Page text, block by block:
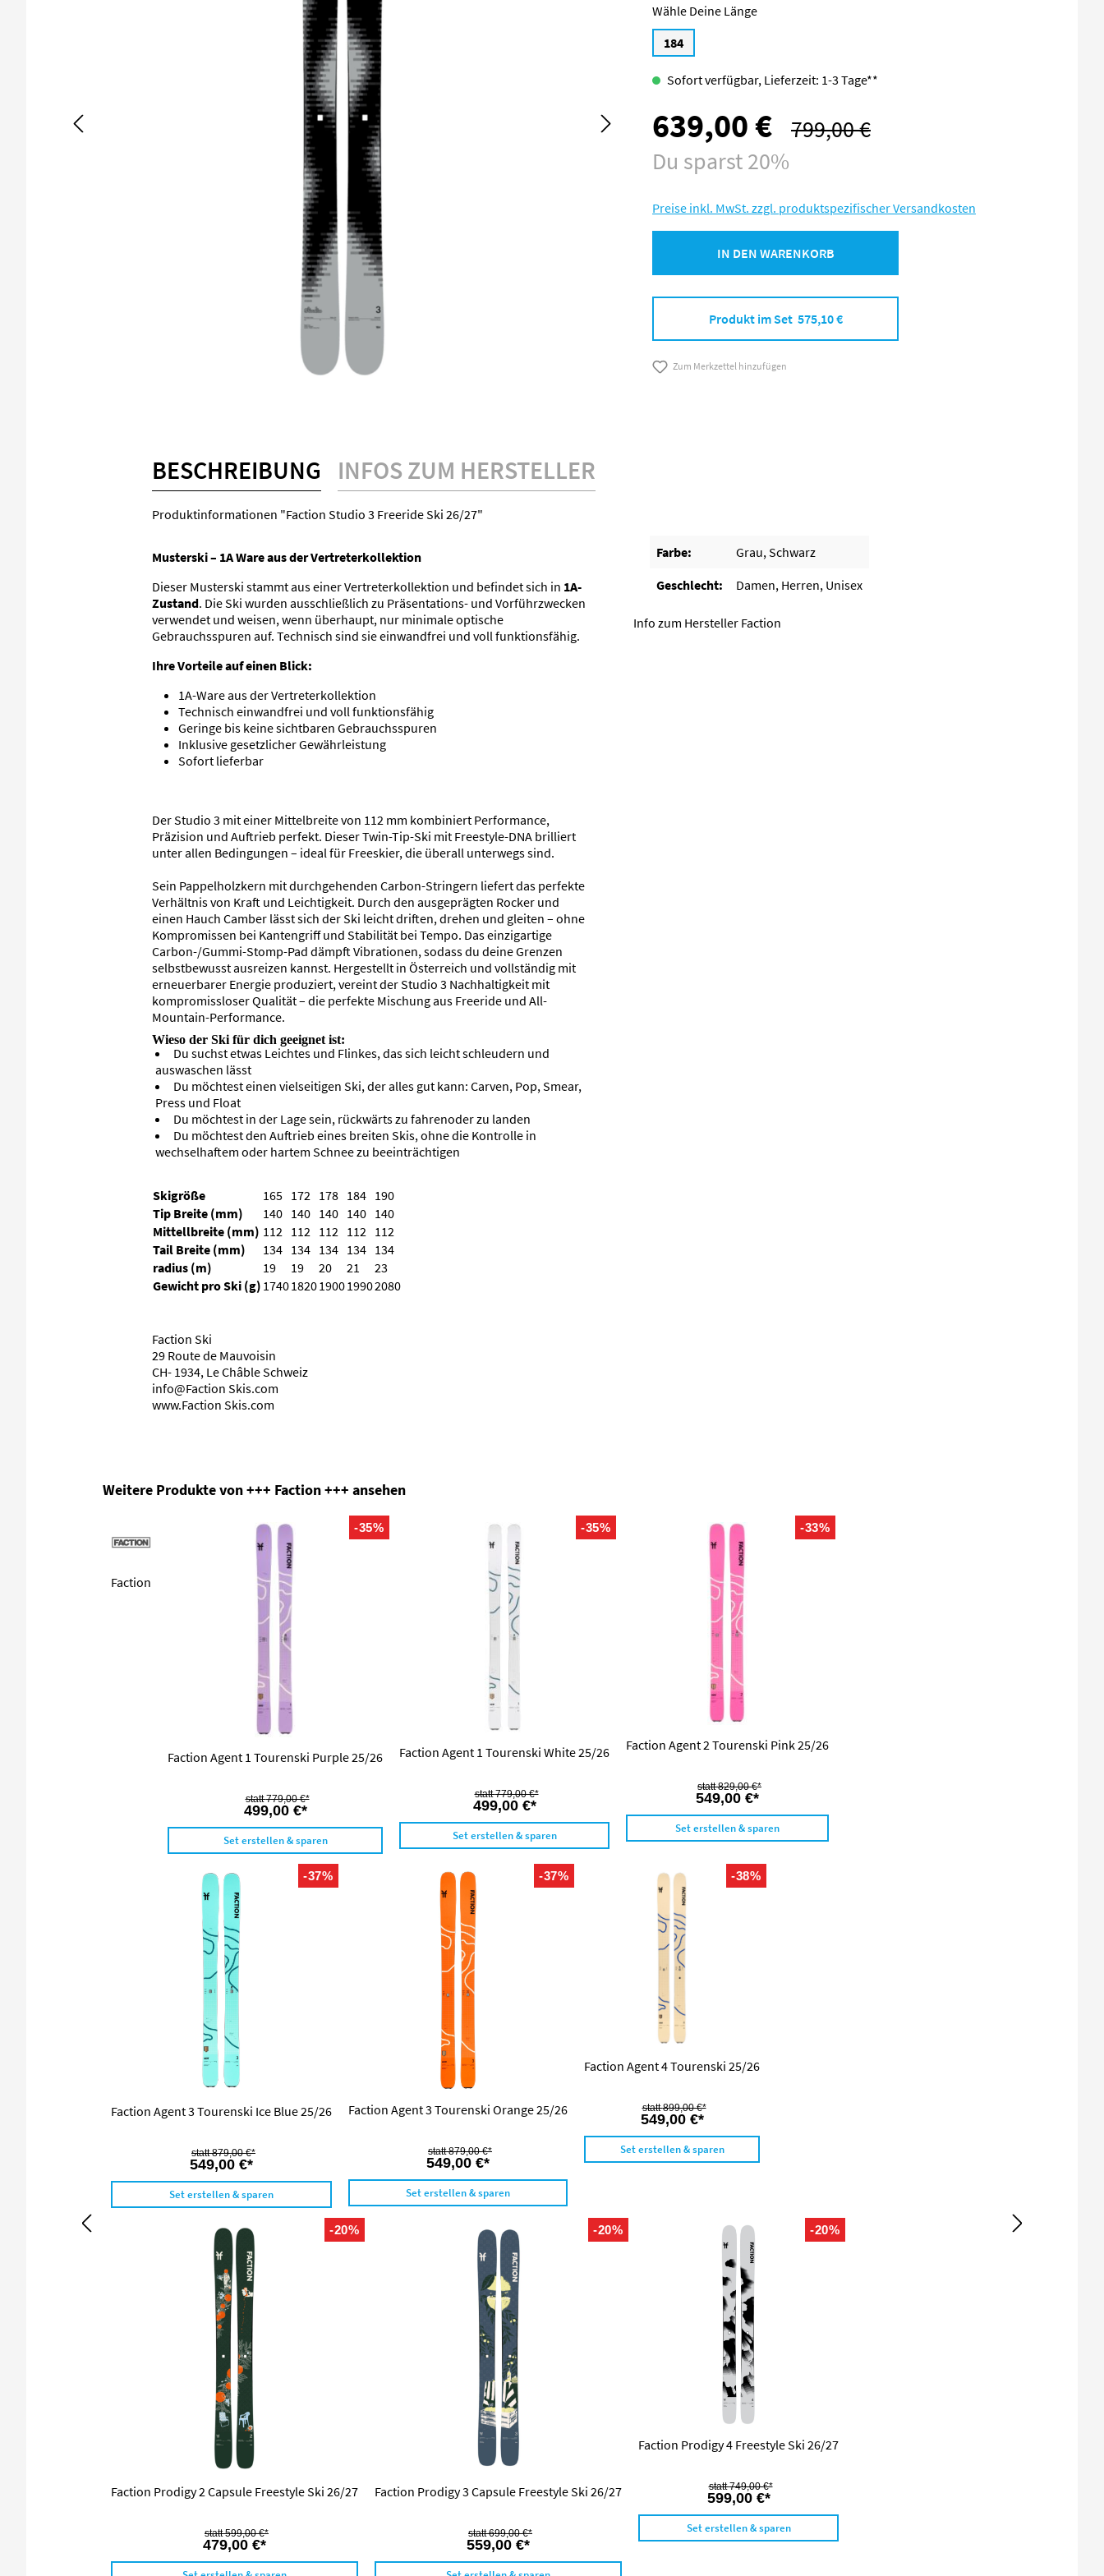
Länge
184
Sofort verfügbar, Lieferzeit: 1-3 Tage**
Verkaufspreis:
639,00 € Regulärer Preis:
799,00 €
Du sparst 20%
Preise inkl. MwSt. zzgl. produktspezifischer Versandkosten
IN DEN WARENKORB
Produkt im Set 575,10 €
Zum Merkzettel hinzufügen
BESCHREIBUNG INFOS ZUM HERSTELLER
Produktinformationen "Faction Studio 3 Freeride Ski 26/27"
Musterski – 1A Ware aus der Vertreterkollektion
Dieser Musterski stammt aus einer Vertreterkollektion und befindet sich in 1A-
Zustand. Die Ski wurden ausschließlich zu Präsentations- und Vorführzwecken
verwendet und weisen, wenn überhaupt, nur minimale optische
Gebrauchsspuren auf. Technisch sind sie einwandfrei und voll funktionsfähig.
Ihre Vorteile auf einen Blick:
1A-Ware aus der Vertreterkollektion
Technisch einwandfrei und voll funktionsfähig
Geringe bis keine sichtbaren Gebrauchsspuren
Inklusive gesetzlicher Gewährleistung
Sofort lieferbar
Der Studio 3 mit einer Mittelbreite von 112 mm kombiniert Performance,
Präzision und Auftrieb perfekt. Dieser Twin-Tip-Ski mit Freestyle-DNA brilliert
unter allen Bedingungen – ideal für Freeskier, die überall unterwegs sind.
Sein Pappelholzkern mit durchgehenden Carbon-Stringern liefert das perfekte
Verhältnis von Kraft und Leichtigkeit. Durch den ausgeprägten Rocker und
einen Hauch Camber lässt sich der Ski leicht driften, drehen und gleiten – ohne
Kompromissen bei Kantengriff und Stabilität bei Tempo. Das einzigartige
Carbon-/Gummi-Stomp-Pad dämpft Vibrationen, sodass du deine Grenzen
selbstbewusst ausreizen kannst. Hergestellt in Österreich und vollständig mit
erneuerbarer Energie produziert, vereint der Studio 3 Nachhaltigkeit mit
kompromissloser Qualität – die perfekte Mischung aus Freeride und All-
Mountain-Performance.
Wieso der Ski für dich geeignet ist:
Du suchst etwas Leichtes und Flinkes, das sich leicht schleudern und
auswaschen lässt
Du möchtest einen vielseitigen Ski, der alles gut kann: Carven, Pop, Smear,
Press und Float
Du möchtest in der Lage sein, rückwärts zu fahrenoder zu landen
Du möchtest den Auftrieb eines breiten Skis, ohne die Kontrolle in
wechselhaftem oder hartem Schnee zu beeinträchtigen
Skigröße 165 172 178 184 190
Tip Breite (mm)
140 140 140 140 140
Mittellbreite (mm) 112 112 112 112 112
Tail Breite (mm)
134 134 134 134 134
radius (m)
19 19 20 21
23
Gewicht pro Ski (g) 17401820190019902080
Farbe:
Grau, Schwarz
Geschlecht:
Damen, Herren, Unisex
Info zum Hersteller Faction
Faction Ski
29 Route de Mauvoisin
CH- 1934, Le Châble Schweiz
info@Faction Skis.com
www.Faction Skis.com
Produktgalerie überspringen
Weitere Produkte von +++ Faction +++ ansehen
Faction
-35%
Faction Agent 1 Tourenski Purple 25/26
499,00 €*
779,00 €*
Set erstellen & sparen
-35%
Faction Agent 1 Tourenski White 25/26
499,00 €*
779,00 €*
Set erstellen & sparen
-33%
Faction Agent 2 Tourenski Pink 25/26
549,00 €*
829,00 €*
Set erstellen & sparen
-37%
Faction Agent 3 Tourenski Ice Blue 25/26
549,00 €*
879,00 €*
Set erstellen & sparen
-37%
Faction Agent 3 Tourenski Orange 25/26
549,00 €*
879,00 €*
Set erstellen & sparen
-38%
Faction Agent 4 Tourenski 25/26
549,00 €*
899,00 €*
Set erstellen & sparen
-20%
Faction Prodigy 2 Capsule Freestyle Ski 26/27
479,00 €*
599,00 €*
-20%
Faction Prodigy 3 Capsule Freestyle Ski 26/27
559,00 €*
699,00 €*
-20%
Faction Prodigy 4 Freestyle Ski 26/27
599,00 €*
749,00 €*
Set erstellen & sparen